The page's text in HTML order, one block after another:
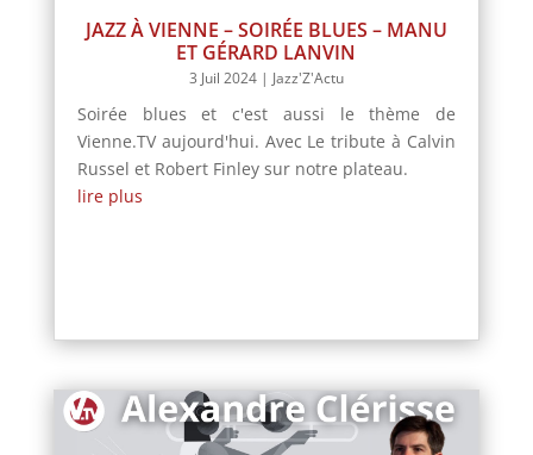
JAZZ À VIENNE – SOIRÉE BLUES – MANU
ET GÉRARD LANVIN
3 Juil 2024| Jazz'Z'Actu
Soirée blues et c'est aussi le thème de
Vienne.TV aujourd'hui. Avec Le tribute à Calvin
Russel et Robert Finley sur notre plateau.
lire plus